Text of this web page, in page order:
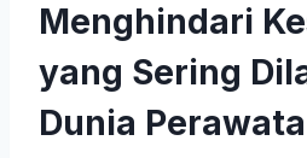
Menghindari
yang Sering
Dunia